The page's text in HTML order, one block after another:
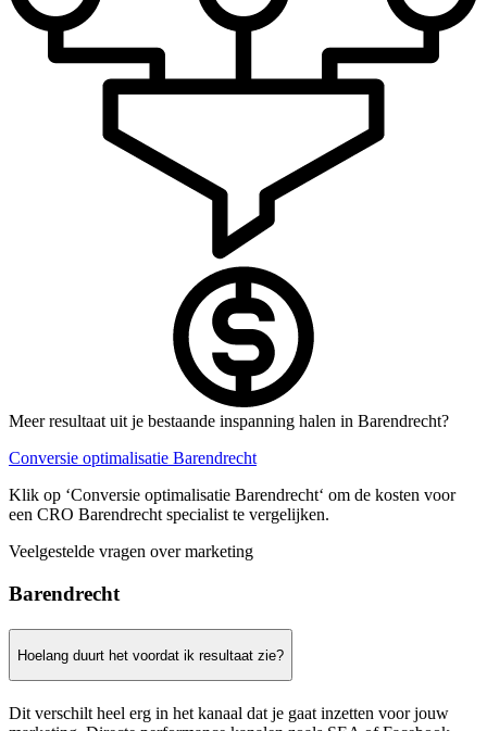
Meer resultaat uit je bestaande inspanning halen in Barendrecht?
Conversie optimalisatie Barendrecht
Klik op ‘Conversie optimalisatie Barendrecht‘ om de kosten voor
een CRO Barendrecht specialist te vergelijken.
Veelgestelde vragen over marketing
Barendrecht
Hoelang duurt het voordat ik resultaat zie?
Dit verschilt heel erg in het kanaal dat je gaat inzetten voor jouw